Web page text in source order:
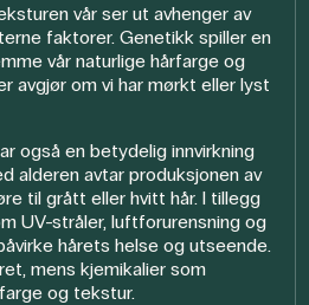
vår ser ut avhenger av
faktorer. Genetikk spiller en
vår naturlige hårfarge og
avgjør om vi har mørkt eller lyst
også en betydelig innvirkning
alderen avtar produksjonen av
til grått eller hvitt hår. I tillegg
UV-stråler, luftforurensning og
hårets helse og utseende.
mens kjemikalier som
og tekstur.